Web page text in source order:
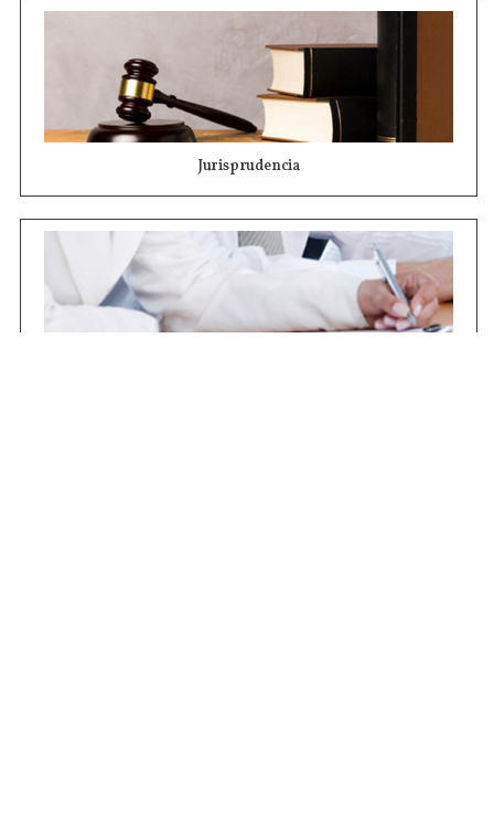
Jurisprudencia